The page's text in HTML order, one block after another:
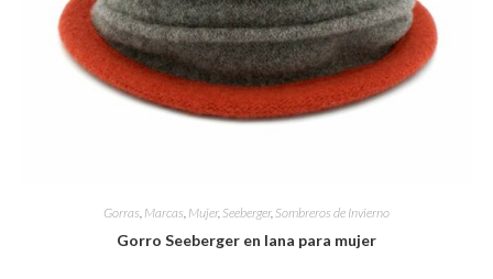
Gorras Marcas Mujer, Seeberger, Sombreros de Invierno
Gorro Seeberger en lana para mujer